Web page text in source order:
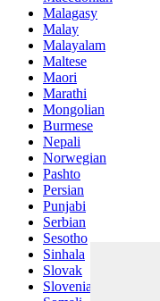
Malagasy
Malay
Malayalam
Maltese
Maori
Marathi
Mongolian
Burmese
Nepali
Norwegian
Pashto
Persian
Punjabi
Serbian
Sesotho
Sinhala
Slovak
Slovenian